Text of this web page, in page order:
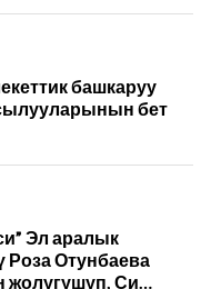
башкаруу
бет
Эл аралык
жолугушуп, Си